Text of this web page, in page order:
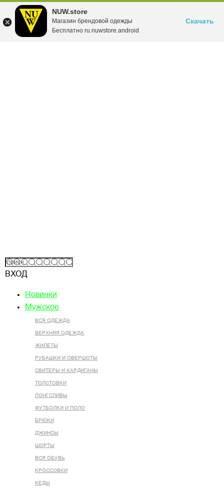
NUW.store
Магазин брендовой одежды
Бесплатно ru.nuwstore.android
Скачать
ВХОД
Новинки
Мужское
ВСЯ ОДЕЖДА
ВЕРХНЯЯ ОДЕЖДА
ЖИЛЕТЫ
РУБАШКИ И ОВЕРШОТЫ
СВИТЕРЫ И КАРДИГАНЫ
ТОЛСТОВКИ
ЛОНГСЛИВЫ
ФУТБОЛКИ И ПОЛО
БРЮКИ
ДЖИНСЫ
ШОРТЫ
ВСЯ ОБУВЬ
КРОССОВКИ
КЕДЫ